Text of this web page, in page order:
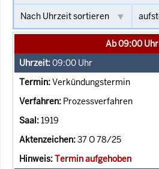
Ab 09:00 Uhr
09:00 Uhr
Verkündungstermin
Prozessverfahren
1919
37 O 78/25
Termin aufgehoben